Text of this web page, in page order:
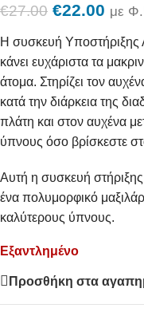
€27.00 €22.00 με
Η συσκευή Υποστήριξης
κάνει ευχάριστα τα
άτομα. Στηρίζει τον
κατά την διάρκεια της
πλάτη και στον αυχένα
ύπνους όσο βρίσκεστε
Αυτή η συσκευή στήριξης
ένα πολυμορφικό
καλύτερους ύπνους.
Εξαντλημένο
Προσθήκη στα